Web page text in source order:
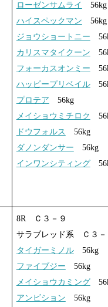
ローゼンサムライ
56kg
ハイスペックマン 56kg
ジョウショートニー
カリスマタイクーン
フォーカスオンミー
ハッピープリベイル
プロテア 56kg
メイショウミチロク
ドウフォルス
56kg
ダノンダンサー 56kg
インワンシティング
8R Ｃ３－９
サラブレッド系 Ｃ３
タイガーミノル56kg
ファイブジー 56kg
メイショウカミング
アンビション 56kg